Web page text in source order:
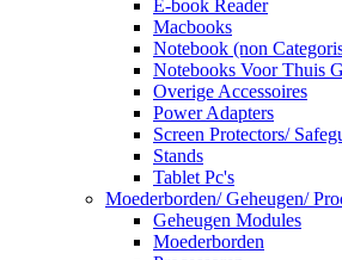
E-book Reader
Macbooks
Notebook (non
Notebooks Voor Thuis
Overige Accessoires
Power Adapters
Screen Protectors/
Stands
Tablet Pc's
Moederborden/ Geheugen/
Geheugen Modules
Moederborden